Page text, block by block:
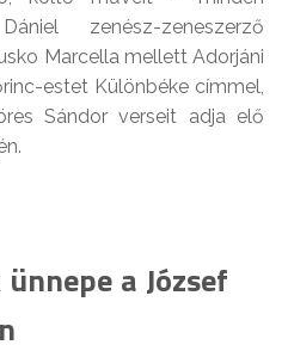
zenész-zeneszerző
Marcella mellett Adorjáni
estet Különbéke címmel,
Sándor verseit adja elő
a József